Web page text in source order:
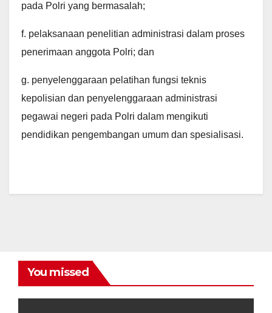
pada Polri yang bermasalah;
f. pelaksanaan penelitian administrasi dalam proses
penerimaan anggota Polri; dan
g. penyelenggaraan pelatihan fungsi teknis
kepolisian dan penyelenggaraan administrasi
pegawai negeri pada Polri dalam mengikuti
pendidikan pengembangan umum dan spesialisasi.
You missed